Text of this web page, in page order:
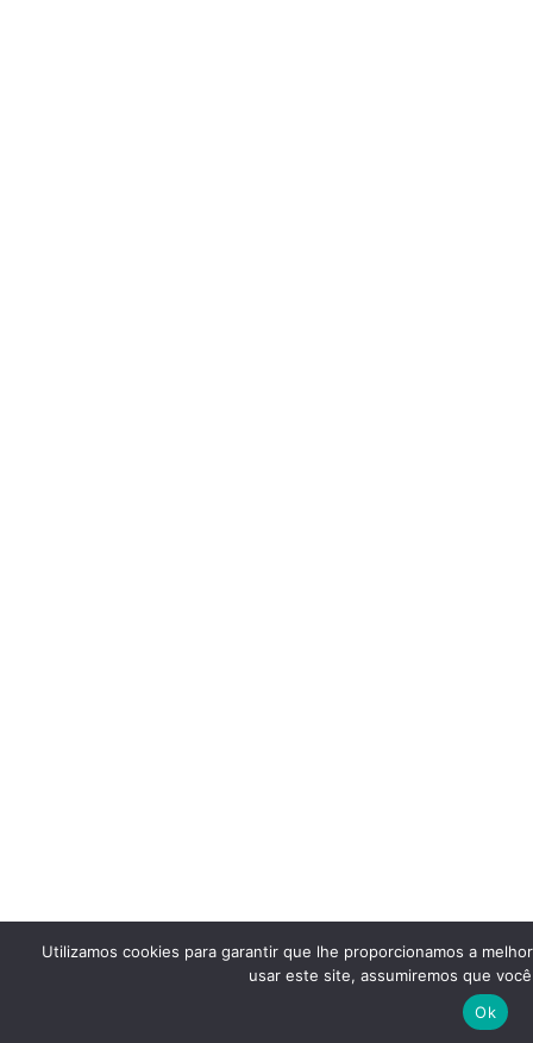
Utilizamos cookies para garantir que lhe proporcionamos a
usar este site, assumiremos que
Ok